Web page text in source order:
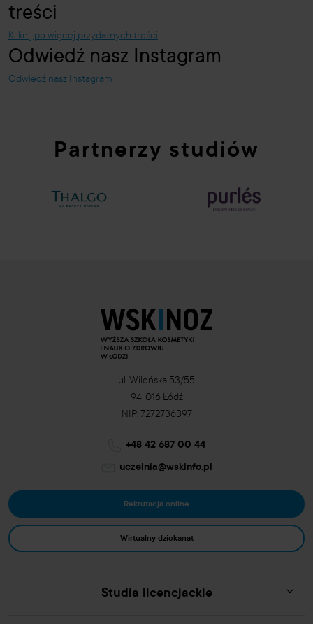
treści
Kliknij po więcej przydatnych treści
Odwiedź nasz Instagram
Odwiedź nasz Instagram
Partnerzy studiów
ul. Wileńska 53/55
94-016 Łódź
NIP: 7272736397
+48 42 687 00 44
uczelnia@wskinfo.pl
Rekrutacja online
Wirtualny dziekanat
Studia licencjackie